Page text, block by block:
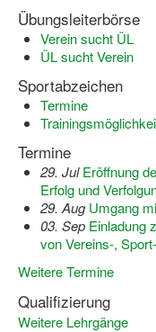
Übungsleiterbörse
Verein sucht ÜL
ÜL sucht Verein
Sportabzeichen
Termine
Termine
29. Jul Eröffnung
Erfolg und
29. Aug Umgang
03. Sep Einladung
von Vereins-,
Weitere Termine
Qualifizierung
Weitere Lehrgänge